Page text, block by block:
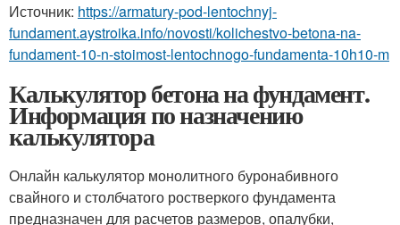
Источник: https://armatury-pod-lentochnyj-
fundament.aystroika.info/novosti/kolichestvo-betona-na-
fundament-10-n-stoimost-lentochnogo-fundamenta-10h10-m
Калькулятор бетона на фундамент.
Информация по назначению
калькулятора
Онлайн калькулятор монолитного буронабивного
свайного и столбчатого ростверкого фундамента
предназначен для расчетов размеров, опалубки,